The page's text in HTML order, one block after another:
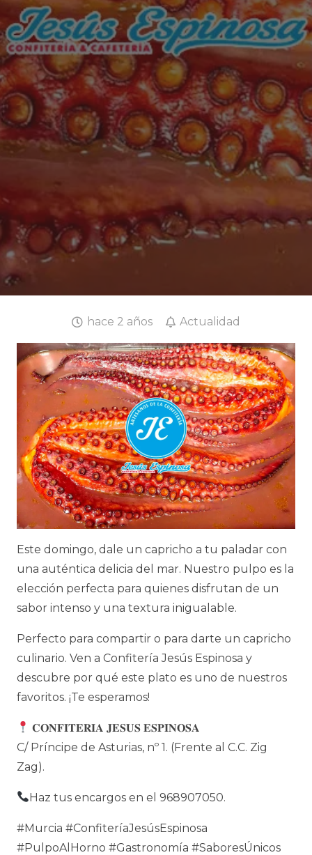
hace 2 años Actualidad
Este domingo, dale un capricho a tu paladar con
una auténtica delicia del mar. Nuestro pulpo es la
elección perfecta para quienes disfrutan de un
sabor intenso y una textura inigualable.
Perfecto para compartir o para darte un capricho
culinario. Ven a Confitería Jesús Espinosa y
descubre por qué este plato es uno de nuestros
favoritos. ¡Te esperamos!
𝐂𝐎𝐍𝐅𝐈𝐓𝐄𝐑𝐈𝐀 𝐉𝐄𝐒𝐔𝐒 𝐄𝐒𝐏𝐈𝐍𝐎𝐒𝐀
C/ Príncipe de Asturias, nº 1. (Frente al C.C. Zig
Zag).
Haz tus encargos en el 968907050.
#Murcia #ConfiteríaJesúsEspinosa
#PulpoAlHorno #Gastronomía #SaboresÚnicos